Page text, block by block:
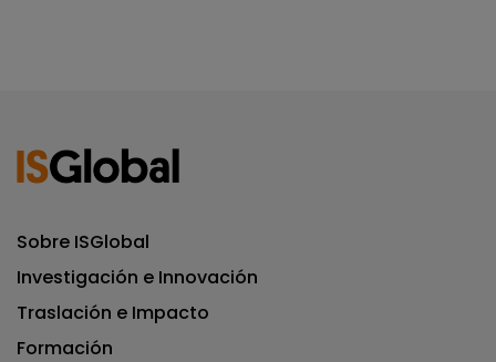
Sobre ISGlobal
Investigación e Innovación
Traslación e Impacto
Formación